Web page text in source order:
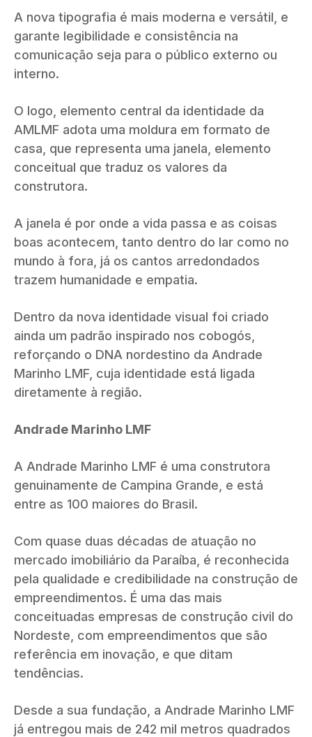
A nova tipografia é mais moderna e versátil, e
garante legibilidade e consistência na
comunicação seja para o público externo ou
interno.
O logo, elemento central da identidade da
AMLMF adota uma moldura em formato de
casa, que representa uma janela, elemento
conceitual que traduz os valores da
construtora.
A janela é por onde a vida passa e as coisas
boas acontecem, tanto dentro do lar como no
mundo à fora, já os cantos arredondados
trazem humanidade e empatia.
Dentro da nova identidade visual foi criado
ainda um padrão inspirado nos cobogós,
reforçando o DNA nordestino da Andrade
Marinho LMF, cuja identidade está ligada
diretamente à região.
Andrade Marinho LMF
A Andrade Marinho LMF é uma construtora
genuinamente de Campina Grande, e está
entre as 100 maiores do Brasil.
Com quase duas décadas de atuação no
mercado imobiliário da Paraíba, é reconhecida
pela qualidade e credibilidade na construção de
empreendimentos. É uma das mais
conceituadas empresas de construção civil do
Nordeste, com empreendimentos que são
referência em inovação, e que ditam
tendências.
Desde a sua fundação, a Andrade Marinho LMF
já entregou mais de 242 mil metros quadrados